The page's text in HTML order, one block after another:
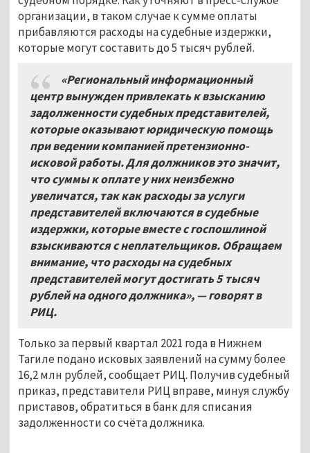
организации, в таком случае к сумме оплаты
прибавляются расходы на судебные издержки,
которые могут составить до 5 тысяч рублей.
«Региональный информационный
центр вынужден привлекать к взысканию
задолженности судебных представителей,
которые оказывают юридическую помощь
при ведении компанией претензионно-
исковой работы. Для должников это значит,
что суммы к оплате у них неизбежно
увеличатся, так как расходы за услуги
представителей включаются в судебные
издержки, которые вместе с госпошлиной
взыскиваются с неплательщиков. Обращаем
внимание, что расходы на судебных
представителей могут достигать 5 тысяч
рублей на одного должника», — говорят в
РИЦ.
Только за первый квартал 2021 года в Нижнем
Тагиле подано исковых заявлений на сумму более
16,2 млн рублей, сообщает РИЦ. Получив судебный
приказ, представители РИЦ вправе, минуя службу
приставов, обратиться в банк для списания
задолженности со счёта должника.